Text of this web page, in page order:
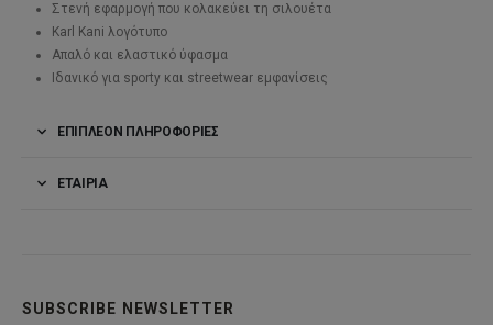
Στενή εφαρμογή που κολακεύει τη σιλουέτα
Karl Kani λογότυπο
Απαλό και ελαστικό ύφασμα
Ιδανικό για sporty και streetwear εμφανίσεις
ΕΠΙΠΛΈΟΝ ΠΛΗΡΟΦΟΡΊΕΣ
ΕΤΑΙΡΊΑ
SUBSCRIBE NEWSLETTER